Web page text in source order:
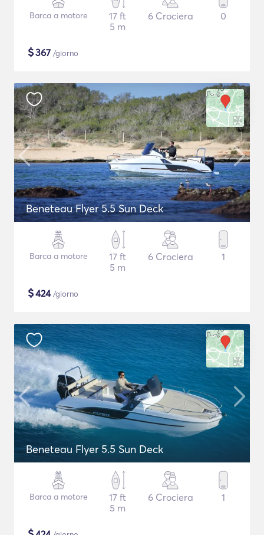
Barca a motore
17 ft
5 m
6 Crociera 0
$367 /giorno
Beneteau Flyer 5.5 Sun Deck
Barca a motore
17 ft
5 m
6 Crociera 1
$424/giorno
Beneteau Flyer 5.5 Sun Deck
Barca a motore
17 ft
5 m
6 Crociera 1